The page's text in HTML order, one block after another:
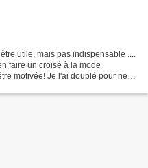
utile, mais pas indispensable ....
faire un croisé à la mode
motivée! Je l'ai doublé pour ne